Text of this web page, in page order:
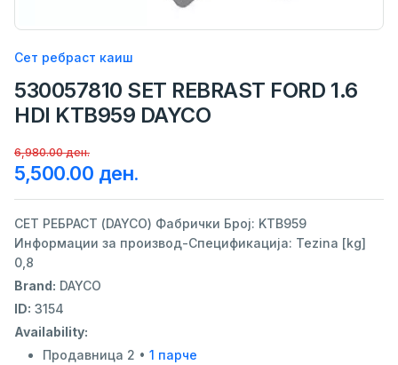
Сет ребраст каиш
530057810 SET REBRAST FORD 1.6
HDI KTB959 DAYCO
6,980.00 ден.
5,500.00 ден.
СЕТ РЕБРАСТ (DAYCO) Фабрички Број: KTB959
Информации за производ-Спецификација: Tezina [kg]
0,8
Brand: DAYCO
ID: 3154
Availability:
Продавница 2 • 1 парче